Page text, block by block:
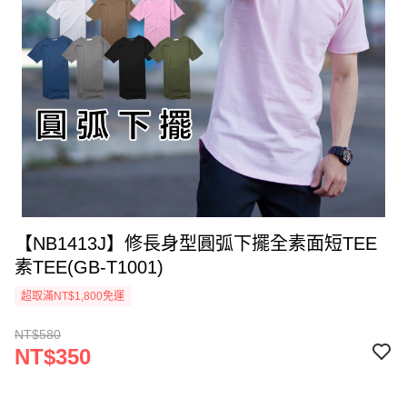
【NB1413J】修長身型圓弧下擺全素面短TEE
素TEE(GB-T1001)
超取滿NT$1,800免運
NT$580
NT$350